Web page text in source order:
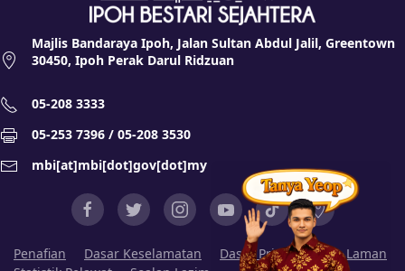
Majlis Bandaraya Ipoh, Jalan Sultan Abdul Jalil, Greentown
30450, Ipoh Perak Darul Ridzuan
05-208 3333
05-253 7396 / 05-208 3530
mbi[at]mbi[dot]gov[dot]my
Penafian Dasar Keselamatan Dasar Privasi
Peta Laman